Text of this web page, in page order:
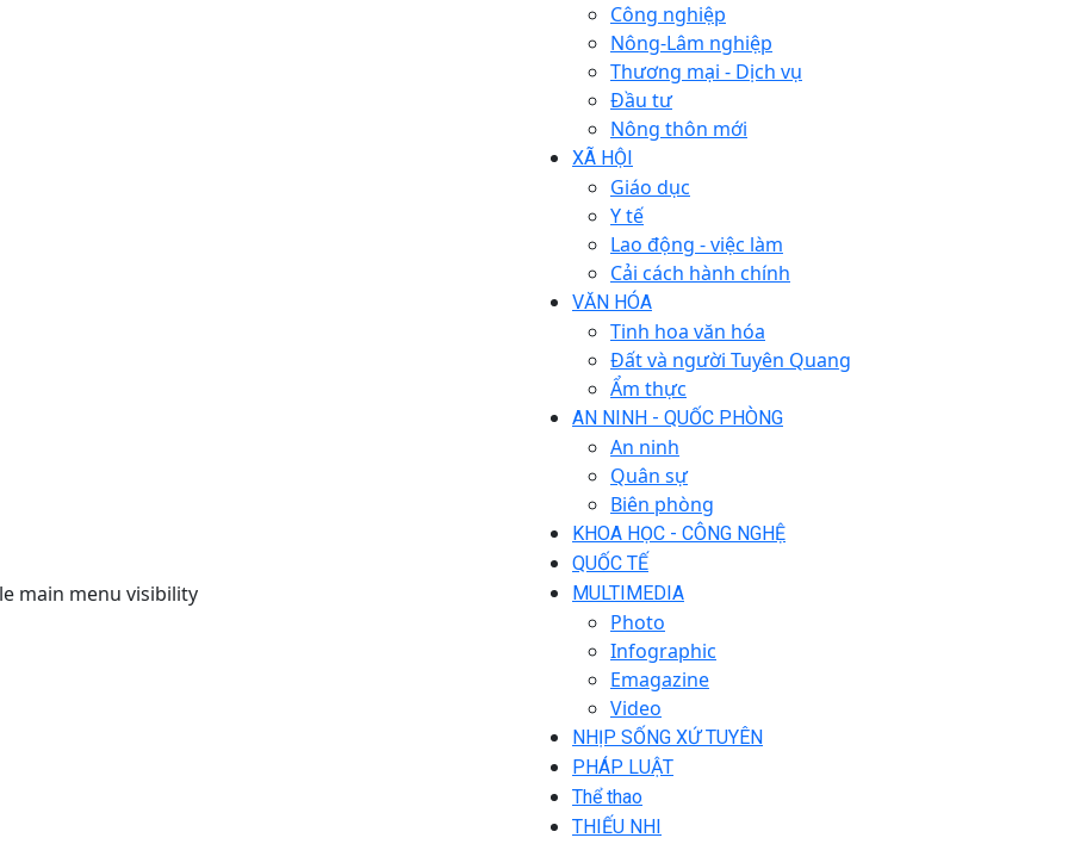
main menu visibility
Công nghiệp
Nông-Lâm nghiệp
Thương mại - Dịch vụ
Đầu tư
Nông thôn mới
XÃ HỘI
Giáo dục
Y tế
Lao động - việc làm
Cải cách hành chính
VĂN HÓA
Tinh hoa văn hóa
Đất và người Tuyên Quang
Ẩm thực
AN NINH - QUỐC PHÒNG
An ninh
Quân sự
Biên phòng
KHOA HỌC - CÔNG NGHỆ
QUỐC TẾ
MULTIMEDIA
Photo
Infographic
Emagazine
Video
NHỊP SỐNG XỨ TUYÊN
PHÁP LUẬT
Thể thao
THIẾU NHI